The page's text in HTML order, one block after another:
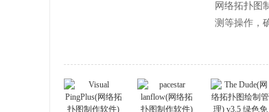
网络拓扑图
测等操作，